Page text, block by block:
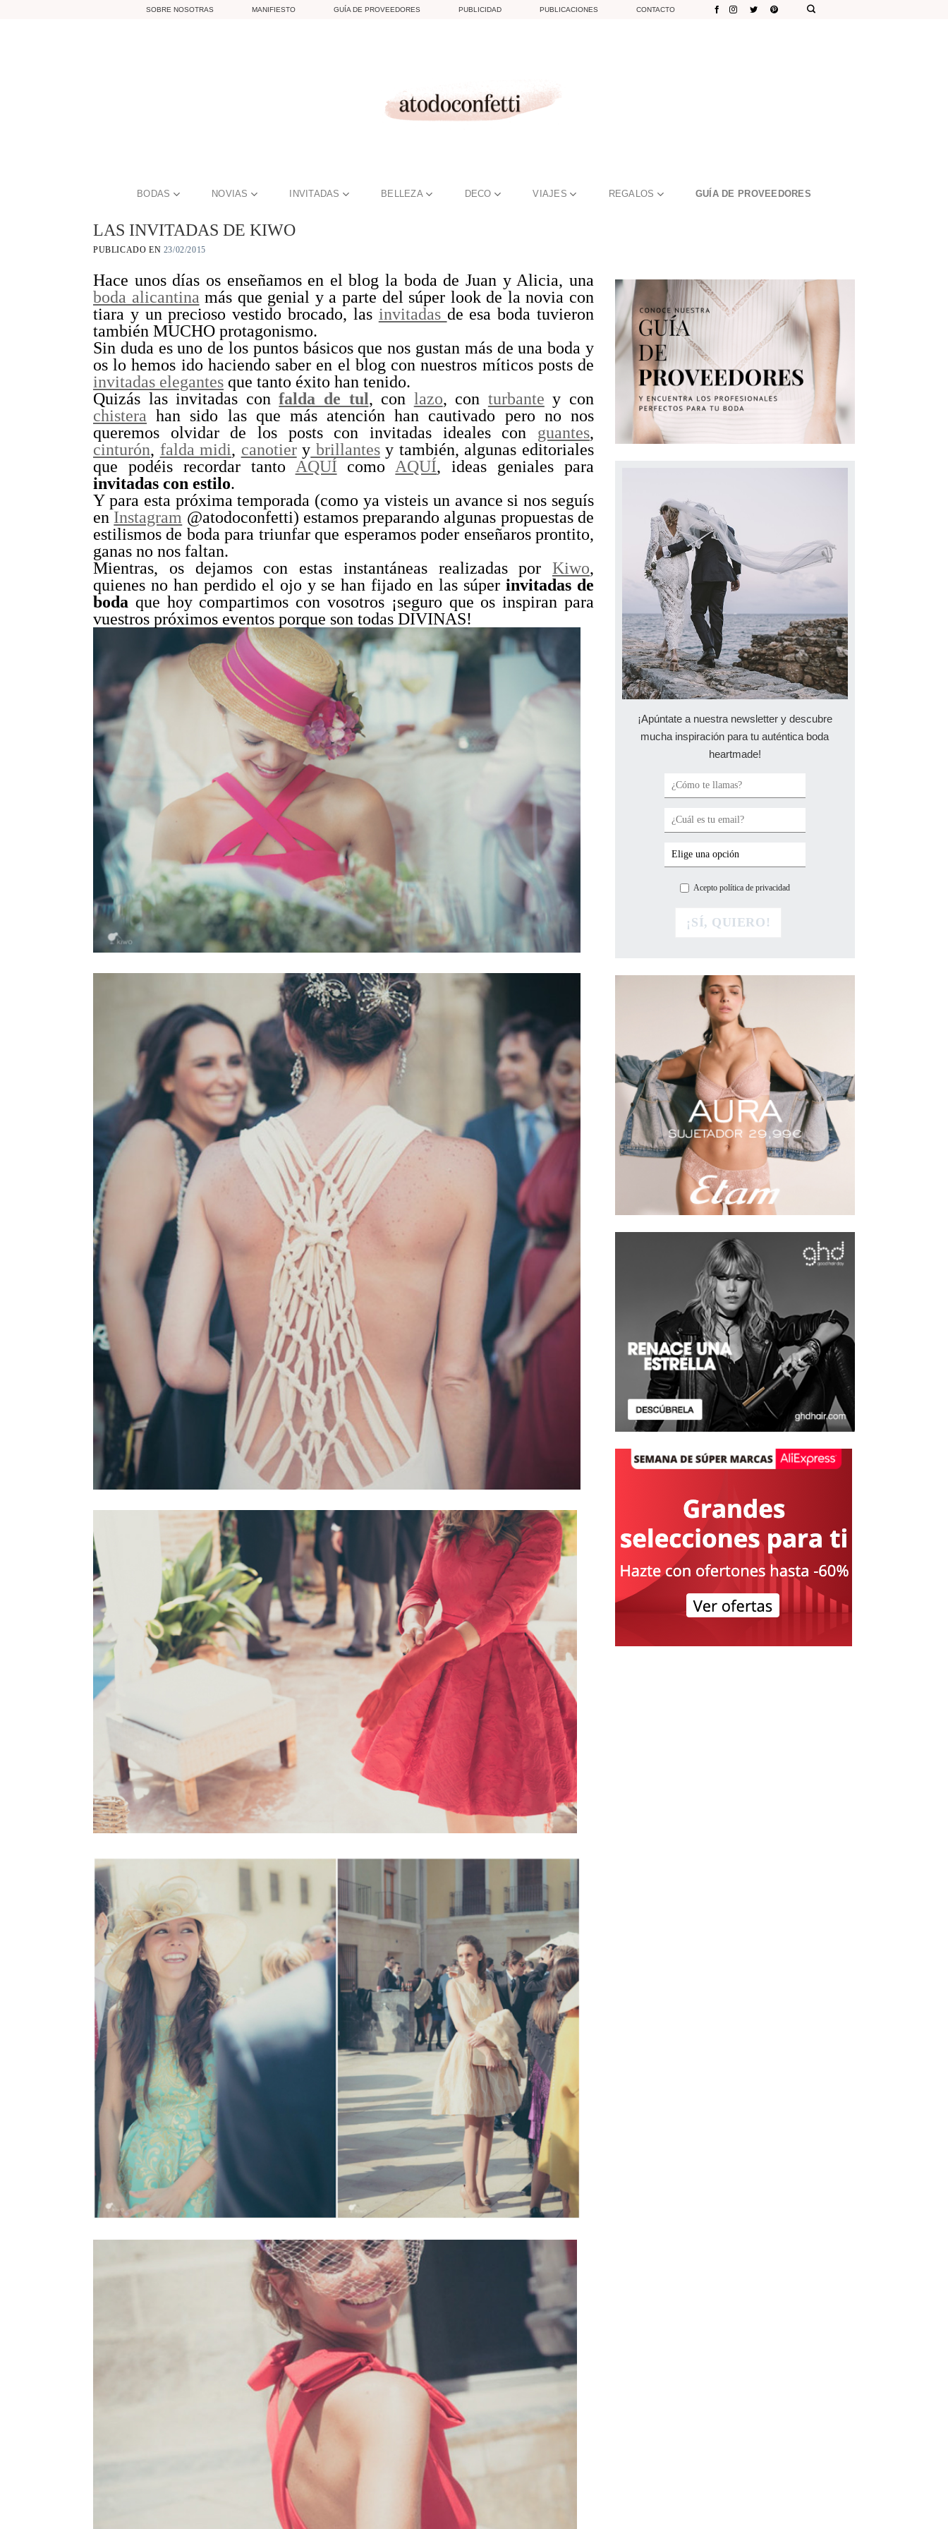
SOBRE NOSOTRAS MANIFIESTO GUÍA DE PROVEEDORES PUBLICIDAD PUBLICACIONES CONTACTO
BODAS NOVIAS INVITADAS BELLEZA DECO VIAJES REGALOS GUÍA DE PROVEEDORES
LAS INVITADAS DE KIWO
PUBLICADO EN 23/02/2015
Hace unos días os enseñamos en el blog la boda de Juan y Alicia, una
boda alicantina más que genial y a parte del súper look de la novia con
tiara y un precioso vestido brocado, las invitadas de esa boda tuvieron
también MUCHO protagonismo.
Sin duda es uno de los puntos básicos que nos gustan más de una boda y
os lo hemos ido haciendo saber en el blog con nuestros míticos posts de
invitadas elegantes que tanto éxito han tenido.
Quizás las invitadas confalda de tul, con lazo, con turbante y con
chistera han sido las que más atención han cautivado pero no nos
queremos olvidar de los posts con invitadas ideales con guantes,
cinturón, falda midi, canotiery brillantesy también, algunas editoriales
que podéis recordar tanto AQUÍ como AQUÍ, ideas geniales para
invitadas con estilo.
Y para esta próxima temporada (como ya visteis un avance si nos seguís
en Instagram @atodoconfetti) estamos preparando algunas propuestas de
estilismos de boda para triunfar que esperamos poder enseñaros prontito,
ganas no nos faltan.
Mientras, os dejamos con estas instantáneas realizadas por Kiwo,
quienes no han perdido el ojo y se han fijado en las súperinvitadas de
boda que hoy compartimos con vosotros ¡seguro que os inspiran para
vuestros próximos eventos porque son todas DIVINAS!
¡Apúntate a nuestra newsletter y descubre
mucha inspiración para tu auténtica boda
heartmade!
Acepto política de privacidad